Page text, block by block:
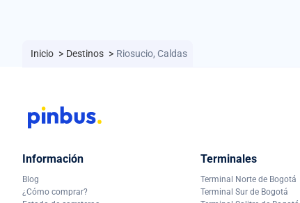
Inicio > Destinos > Riosucio, Caldas
Información
Blog
¿Cómo comprar?
Terminales
Terminal Norte de Bogotá
Terminal Sur de Bogotá